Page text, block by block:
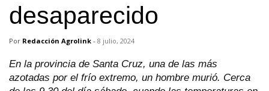
desaparecido
Por Redacción Agrolink - 8 julio, 2024
En la provincia de Santa Cruz, una de las más
azotadas por el frío extremo, un hombre murió. Cerca